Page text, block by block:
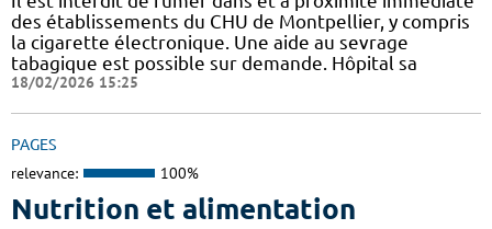
des établissements du CHU de Montpellier, y compris
la cigarette électronique. Une aide au sevrage
tabagique est possible sur demande. Hôpital sa
18/02/2026 15:25
PAGES
relevance: 100%
Nutrition et alimentation